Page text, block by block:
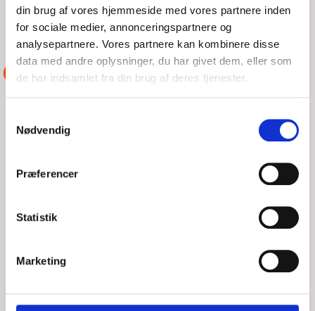
din brug af vores hjemmeside med vores partnere inden
for sociale medier, annonceringspartnere og
analysepartnere. Vores partnere kan kombinere disse
data med andre oplysninger, du har givet dem, eller som
de har indsamlet fra din brug af deres tjenester.
Nødvendig
Præferencer
Statistik
Marketing
DSRS Vordingborg
LM24 GRUNDSTØDT NÆR BANDHOLM
ASSISTANCE